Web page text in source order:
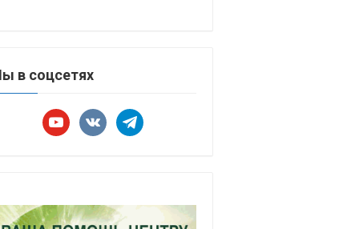
в соцсетях
youtubevkontaktetelegram